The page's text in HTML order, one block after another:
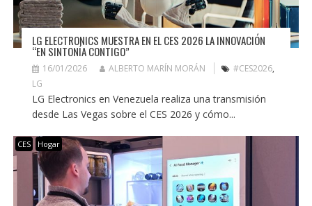
LG ELECTRONICS MUESTRA EN EL CES 2026 LA INNOVACIÓN
“EN SINTONÍA CONTIGO”
16/01/2026 ALBERTO MARÍN MORÁN #CES2026,
LG
LG Electronics en Venezuela realiza una transmisión
desde Las Vegas sobre el CES 2026 y cómo...
CES Hogar